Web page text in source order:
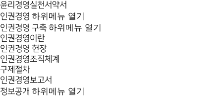
윤리경영실천서약서
인권경영 하위메뉴 열기
인권경영 구축 하위메뉴 열기
인권경영이란
인권경영 헌장
인권경영조직체계
구제절차
인권경영보고서
정보공개 하위메뉴 열기